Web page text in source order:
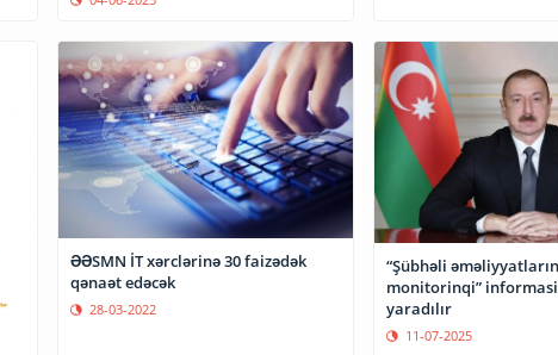
ƏƏSMN İT xərclərinə 30 faizədək
qənaət edəcək
28-03-2022
“Şübhəli əməliyyatların
monitorinqi”
yaradılır
11-07-2025